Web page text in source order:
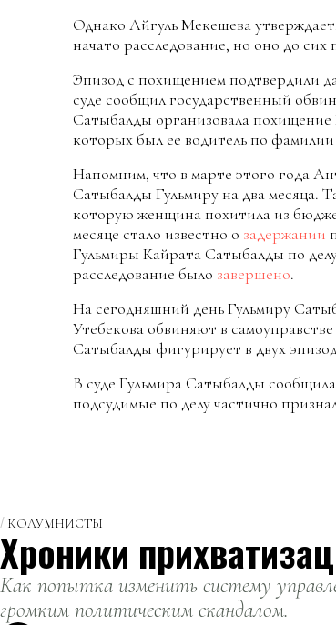
Однако Айгуль Мекешева
начато расследование, но оно до сих
Эпизод с похищением подтвердили
суде сообщил государственный
Сатыбалды организовала
которых был ее водитель по
Напомним, что в марте этого года
Сатыбалды Гульмиру на два месяца.
которую женщина похитила из
месяце стало известно о задержании
Гульмиры Кайрата Сатыбалды по
расследование было завершено.
На сегодняшний день Гульмиру
Утебекова обвиняют в
Сатыбалды фигурирует в двух
В суде Гульмира Сатыбалды
подсудимые по делу частично
КОЛУМНИСТЫ
Хроники
Как попытка изменить систему
громким политическим скандалом.